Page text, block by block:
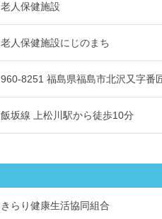
老人保健施設
老人保健施設にじのまち
960-8251 福島県福島市北沢又字番
飯坂線 上松川駅から徒歩10分
きらり健康生活協同組合